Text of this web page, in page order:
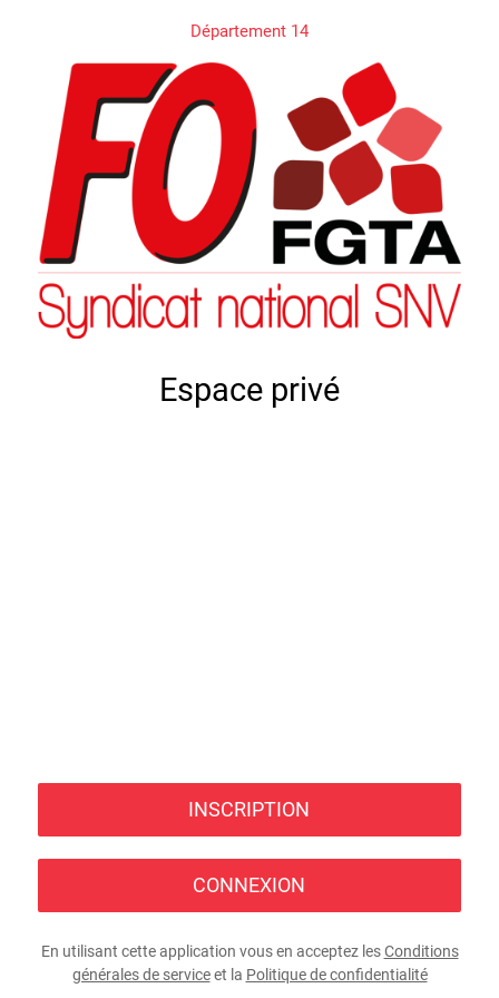
Département 14
Espace privé
INSCRIPTION
CONNEXION
En utilisant cette application vous en acceptez lesConditions
générales de serviceet la Politique de confidentialité